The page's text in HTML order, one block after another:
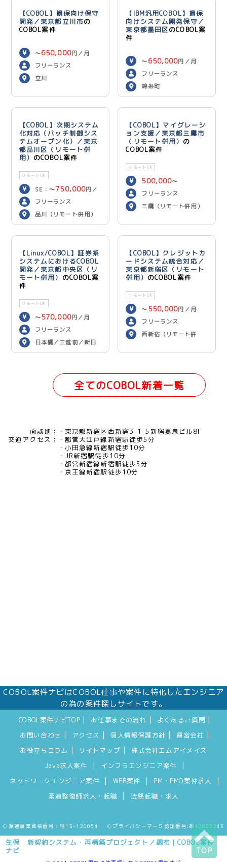
生保 新契約システム・再構築プロジェクト／調布｜COBOL案件
ナビ
【COBOL】損保向け保守
開発／東京都立川市の
COBOL案件
〜650,000円／月
フリーランス
立川
【IBM汎用COBOL】損保
向けシステム開発保守／
東京都墨田区のCOBOL案
件
〜 650,000円／月
フリーランス
錦糸町
【COBOL】次期システム
化対応（バッチ制御シス
テムオープン化）／東京
都品川区（リモート併
用） のCOBOL案件
リモートOK
SE：〜750,000円／
月 PG：〜700,000
／月
フリーランス
品川（リモート併用）
【COBOL】マイグレーシ
ョン支援／東京都三鷹市
（リモート併用） の
COBOL案件
リモートOK
500,000〜
600,000 円／月
フリーランス
三鷹（リモート併用）
【Linux/COBOL】証券系
システムにおけるCOBOL
開発／東京都中央区（リ
モート併用） のCOBOL案
件
リモートOK
〜 570,000円／月
フリーランス
日本橋／三越前／新日
本橋（リモート併用）
【COBOL】クレジットカ
ードシステム統合対応／
東京都新宿区（リモート
併用） のCOBOL案件
リモートOK
〜 550,000円／月
フリーランス
西新宿（リモート併
全てのCOBOL新着一覧
面談地：
東京都新宿区西新宿3-1-5新宿嘉泉ビル8F
交通アクセス：
都営大江戸線新宿駅徒歩5分
小田急線新宿駅徒歩10分
JR新宿駅徒歩10分
都営新宿線新宿駅徒歩5分
京王線新宿駅徒歩10分
COBOL案件ナビはCOBOL仕事や案件に特化したエンジニア
の為の案件探しサイトです。
TOP
COBOL案件ナビTOP お仕事までの流れ よくあるご質問
お問い合わせ アクセス 個人情報保護方針 運営会社
お役立ちコラム サイトマップ
株式会社エムアイメイズ
Java求人案件
インフラエンジニア案件
ネットワークエンジニア案件 WEB案件 PM・PMO案件求人
柔道整復師求人・転職 法務転職・求人
◇派遣事業資格番号：特13-120054 ◇プライバシーマーク認定番号:第10823243